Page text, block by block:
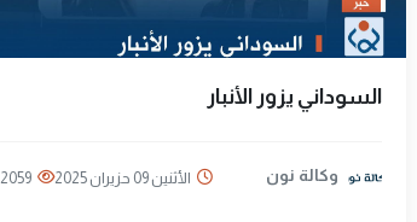
السوداني يزور الأنبار
وكالة نون الأثنين 09 حزيران 2025 2059